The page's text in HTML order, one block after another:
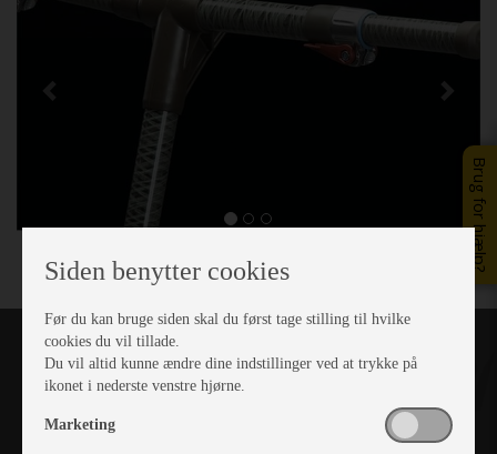
Brug for hjælp?
Siden benytter cookies
Før du kan bruge siden skal du først tage stilling til hvilke
cookies du vil tillade.
Du vil altid kunne ændre dine indstillinger ved at trykke på
ikonet i nederste venstre hjørne.
Marketing